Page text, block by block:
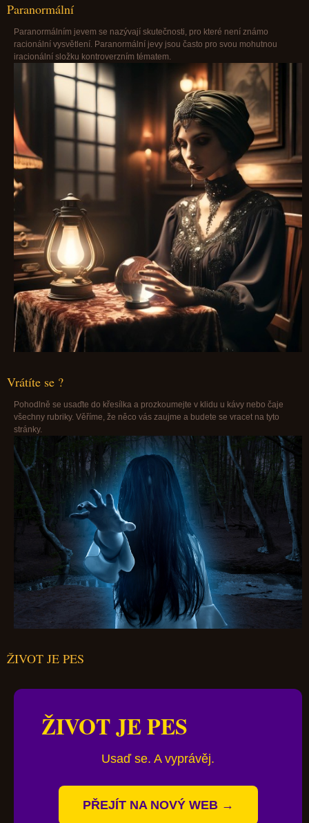
Paranormální
Paranormálním jevem se nazývají skutečnosti, pro které není známo
racionální vysvětlení. Paranormální jevy jsou často pro svou mohutnou
iracionální složku kontroverzním tématem.
Vrátíte se ?
Pohodlně se usaďte do křesílka a prozkoumejte v klidu u kávy nebo čaje
všechny rubriky. Věříme, že něco vás zaujme a budete se vracet na tyto
stránky.
ŽIVOT JE PES
ŽIVOT JE PES
Usaď se. A vyprávěj.
PŘEJÍT NA NOVÝ WEB →